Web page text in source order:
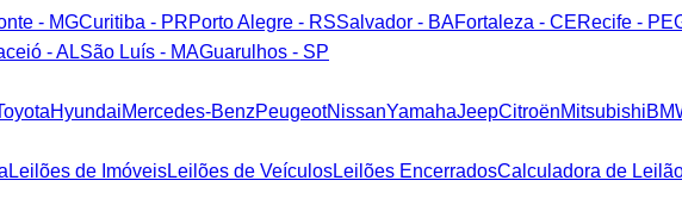
- MGCuritiba - PRPorto Alegre - RSSalvador - BAFortaleza - CERecife - PE
- ALSão Luís - MAGuarulhos - SP
HyundaiMercedes-BenzPeugeotNissanYamahaJeepCitroënMitsubishi
Leilões de ImóveisLeilões de VeículosLeilões EncerradosCalculadora de